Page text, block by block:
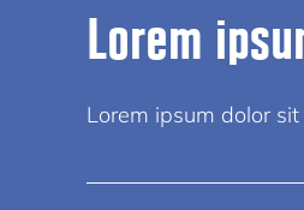
Lorem
Lorem ipsum dolor